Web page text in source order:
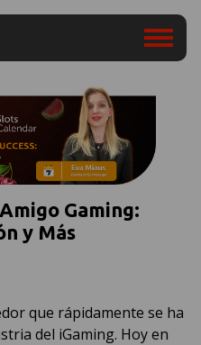
Gaming:
y Más
que rápidamente se ha
del iGaming. Hoy en